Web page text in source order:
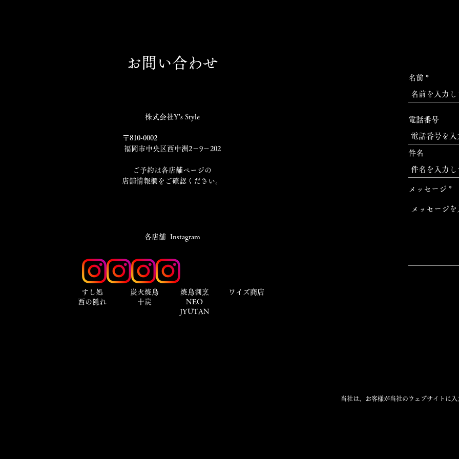
お問い合わせ
株式会社Y's Style
〒810-0002
福岡市中央区西中洲2－9－202
​ご予約は各店舗ページの
店舗情報欄をご確認ください。
​各店舗 Instagram
​すし処
西の隠れ
炭火焼鳥
十炭
焼鳥割烹
NEO
JYUTAN
ワイズ商店
名前
電話番号
件名
メッセージ
当社は、お客様が当社のウェブサイトに